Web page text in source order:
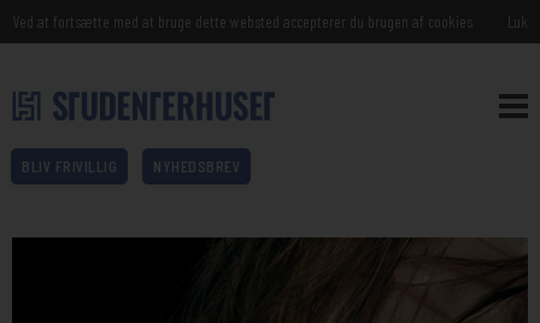
Ved at fortsætte med at bruge dette websted accepterer du brugen af cookies Luk
BLIV FRIVILLIG NYHEDSBREV